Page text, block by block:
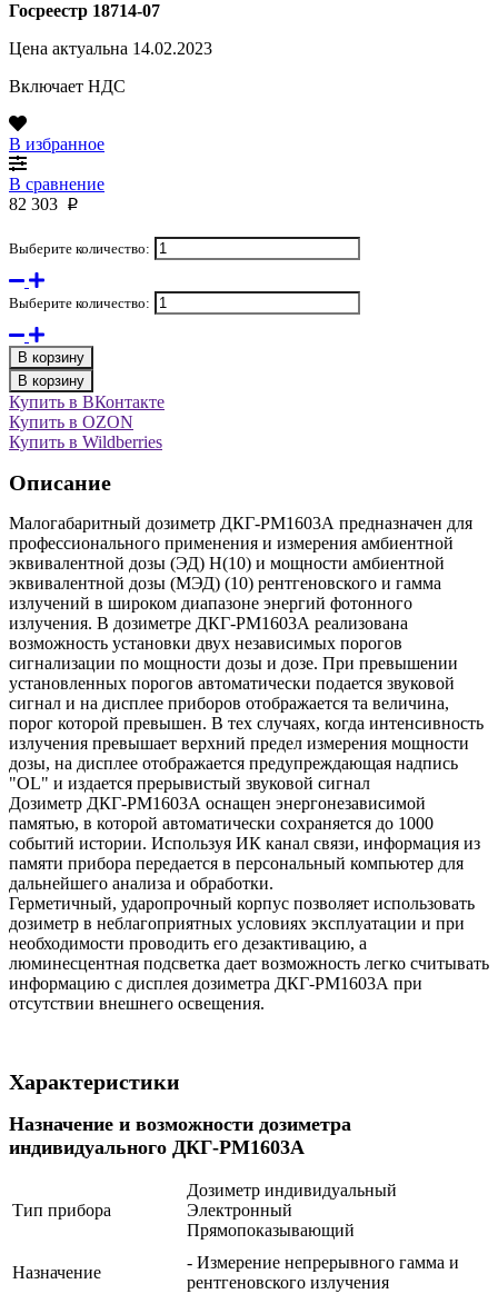
Госреестр 18714-07
Цена актуальна 14.02.2023
Включает НДС
В избранное
В сравнение
82 303 p
Выберите количество:
Выберите количество:
В корзину
В корзину
Купить в ВКонтакте
Купить в OZON
Купить в Wildberries
Описание
Малогабаритный дозиметр ДКГ-РМ1603А предназначен для
профессионального применения и измерения амбиентной
эквивалентной дозы (ЭД) H(10) и мощности амбиентной
эквивалентной дозы (МЭД) (10) рентгеновского и гамма
излучений в широком диапазоне энергий фотонного
излучения. В дозиметре ДКГ-РМ1603А реализована
возможность установки двух независимых порогов
сигнализации по мощности дозы и дозе. При превышении
установленных порогов автоматически подается звуковой
сигнал и на дисплее приборов отображается та величина,
порог которой превышен. В тех случаях, когда интенсивность
излучения превышает верхний предел измерения мощности
дозы, на дисплее отображается предупреждающая надпись
"OL" и издается прерывистый звуковой сигнал
Дозиметр ДКГ-РМ1603А оснащен энергонезависимой
памятью, в которой автоматически сохраняется до 1000
событий истории. Используя ИК канал связи, информация из
памяти прибора передается в персональный компьютер для
дальнейшего анализа и обработки.
Герметичный, ударопрочный корпус позволяет использовать
дозиметр в неблагоприятных условиях эксплуатации и при
необходимости проводить его дезактивацию, а
люминесцентная подсветка дает возможность легко считывать
информацию с дисплея дозиметра ДКГ-РМ1603А при
отсутствии внешнего освещения.
Характеристики
Назначение и возможности дозиметра
индивидуального ДКГ-РМ1603А
Тип прибора
Дозиметр индивидуальный
Электронный
Прямопоказывающий
Назначение
- Измерение непрерывного гамма и
рентгеновского излучения